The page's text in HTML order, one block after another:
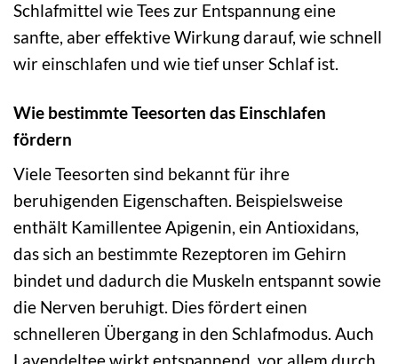
Schlafmittel wie Tees zur Entspannung eine
sanfte, aber effektive Wirkung darauf, wie schnell
wir einschlafen und wie tief unser Schlaf ist.
Wie bestimmte Teesorten das Einschlafen
fördern
Viele Teesorten sind bekannt für ihre
beruhigenden Eigenschaften. Beispielsweise
enthält Kamillentee Apigenin, ein Antioxidans,
das sich an bestimmte Rezeptoren im Gehirn
bindet und dadurch die Muskeln entspannt sowie
die Nerven beruhigt. Dies fördert einen
schnelleren Übergang in den Schlafmodus. Auch